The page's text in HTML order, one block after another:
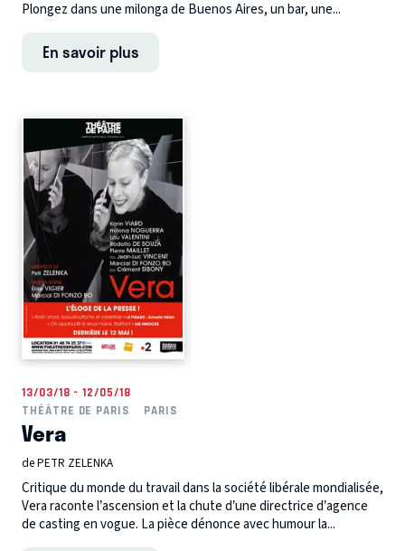
Plongez dans une milonga de Buenos Aires, un bar, une...
En savoir plus
13/03/18 - 12/05/18
THÉÂTRE DE PARIS
PARIS
Vera
de PETR ZELENKA
Critique du monde du travail dans la société libérale mondialisée,
Vera raconte l’ascension et la chute d’une directrice d’agence
de casting en vogue. La pièce dénonce avec humour la...